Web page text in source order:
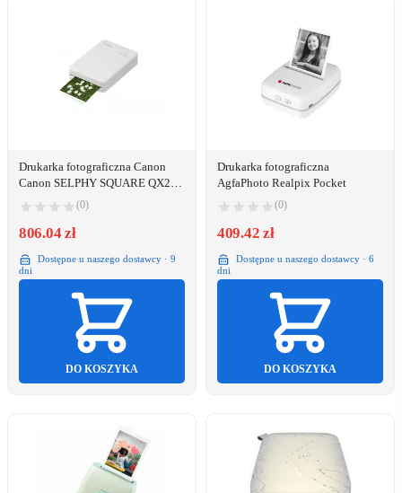
Drukarka fotograficzna Canon
Canon SELPHY SQUARE QX20
(0)
806.04 zł
Dostępne u naszego dostawcy · 9
dni
DO KOSZYKA
Drukarka fotograficzna
AgfaPhoto Realpix Pocket
(0)
409.42 zł
Dostępne u naszego dostawcy · 6
dni
DO KOSZYKA